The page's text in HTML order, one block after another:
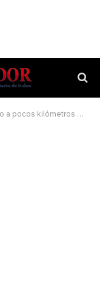
kilómetros de Mocoretá